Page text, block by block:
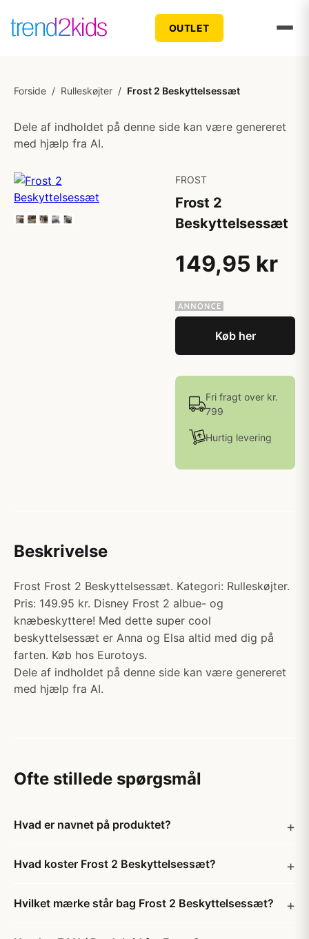
OUTLET
Forside / Rulleskøjter / Frost 2 Beskyttelsessæt
Dele af indholdet på denne side kan være genereret
med hjælp fra AI.
FROST
Frost 2
Beskyttelsessæt
149,95 kr
Køb her
Fri fragt over kr.
799
Hurtig levering
Beskrivelse
Frost Frost 2 Beskyttelsessæt. Kategori: Rulleskøjter.
Pris: 149.95 kr. Disney Frost 2 albue- og
knæbeskyttere! Med dette super cool
beskyttelsessæt er Anna og Elsa altid med dig på
farten. Køb hos Eurotoys.
Dele af indholdet på denne side kan være genereret
med hjælp fra AI.
Ofte stillede spørgsmål
Hvad er navnet på produktet?
Hvad koster Frost 2 Beskyttelsessæt?
Hvilket mærke står bag Frost 2 Beskyttelsessæt?